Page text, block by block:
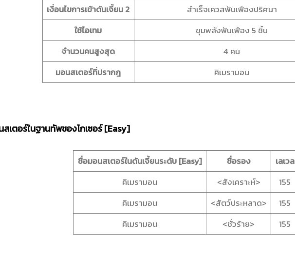
เงื่อนไขการเข้าดันเจี้ยน 2
สำเร็จเควสฟันเฟืองปริศนา
ใช้ไอเทม
ขุมพลังฟันเฟือง 5 ชิ้น
จำนวนคนสูงสุด
4 คน
มอนสเตอร์ที่ปรากฎ
คิเมรามอน
เตอร์ในฐานทัพของไกเซอร์ [Easy]
ชื่อมอนสเตอร์ในดันเจี้ยนระดับ [Easy] ชื่อรอง
เลเวล
คิเมรามอน
<สังเคราะห์>
155
คิเมรามอน
<สัตว์ประหลาด>
155
คิเมรามอน
<ชั่วร้าย> 155